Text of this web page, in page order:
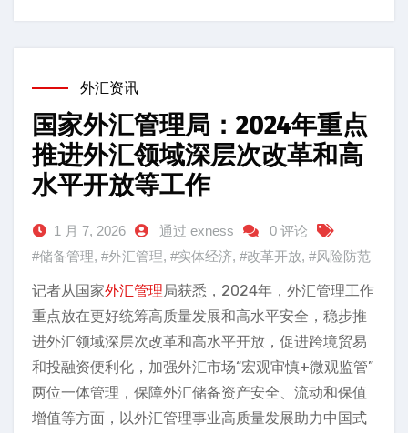
外汇资讯
国家外汇管理局：2024年重点
推进外汇领域深层次改革和高
水平开放等工作
1 月 7, 2026 通过 exness
0 评论
#储备管理, #外汇管理, #实体经济, #改革开放, #风险防范
记者从国家外汇管理局获悉，2024年，外汇管理工作
重点放在更好统筹高质量发展和高水平安全，稳步推
进外汇领域深层次改革和高水平开放，促进跨境贸易
和投融资便利化，加强外汇市场“宏观审慎+微观监管”
两位一体管理，保障外汇储备资产安全、流动和保值
增值等方面，以外汇管理事业高质量发展助力中国式